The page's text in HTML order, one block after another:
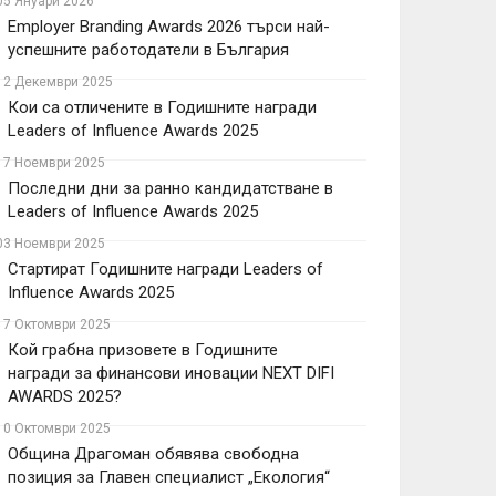
Employer Branding Awards 2026 търси най-
успешните работодатели в България
Декември 2025
Кои са отличените в Годишните награди
Leaders of Influence Awards 2025
Ноември 2025
Последни дни за ранно кандидатстване в
Leaders of Influence Awards 2025
Ноември 2025
Стартират Годишните награди Leaders of
Influence Awards 2025
Октомври 2025
Кой грабна призовете в Годишните
награди за финансови иновации NEXT DIFI
AWARDS 2025?
Октомври 2025
Община Драгоман обявява свободна
позиция за Главен специалист „Екология“